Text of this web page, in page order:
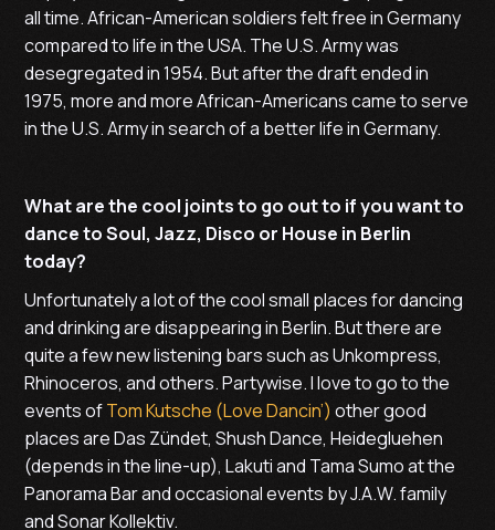
all time. African-American soldiers felt free in Germany
compared to life in the USA. The U.S. Army was
desegregated in 1954. But after the draft ended in
1975, more and more African-Americans came to serve
in the U.S. Army in search of a better life in Germany.
What are the cool joints to go out to if you want to
dance to Soul, Jazz, Disco or House in Berlin
today?
Unfortunately a lot of the cool small places for dancing
and drinking are disappearing in Berlin. But there are
quite a few new listening bars such as Unkompress,
Rhinoceros, and others. Partywise. I love to go to the
events ofTom Kutsche (Love Dancin’) other good
places are Das Zündet, Shush Dance, Heidegluehen
(depends in the line-up), Lakuti and Tama Sumo at the
Panorama Bar and occasional events by J.A.W. family
and Sonar Kollektiv.